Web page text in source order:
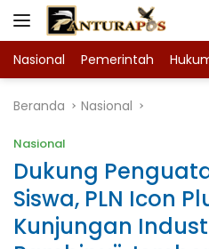
Langsung
Nasional Pemerintah
Beranda Nasional
Nasional
Dukung
Siswa, PLN Icon
Kunjungan